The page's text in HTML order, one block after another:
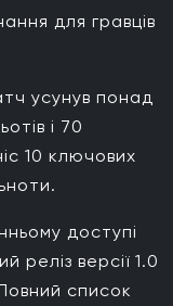
для гравців
усунув понад
і 70
10 ключових
доступі
реліз версії 1.0
список